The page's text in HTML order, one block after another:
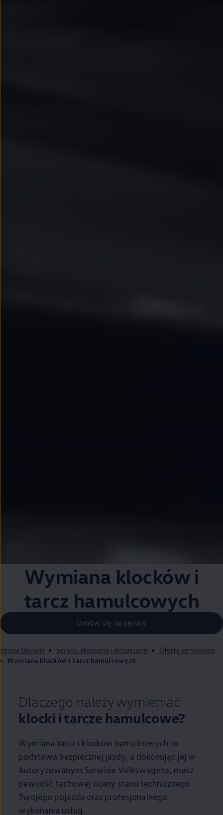
Wymiana klocków i
tarcz hamulcowych
Umów się na serwis
Strona Główna Serwis, akcesoria i aktualizacje
Oferty serwisowe
Wymiana klocków i tarcz hamulcowych
Dlaczego należy wymieniać
klocki i tarcze hamulcowe?
Wymiana tarcz i klocków hamulcowych to
podstawa bezpiecznej jazdy, a dokonując jej w
Autoryzowanym Serwisie Volkswagena, masz
pewność fachowej oceny stanu technicznego
Twojego pojazdu oraz profesjonalnego
wykonania usług.